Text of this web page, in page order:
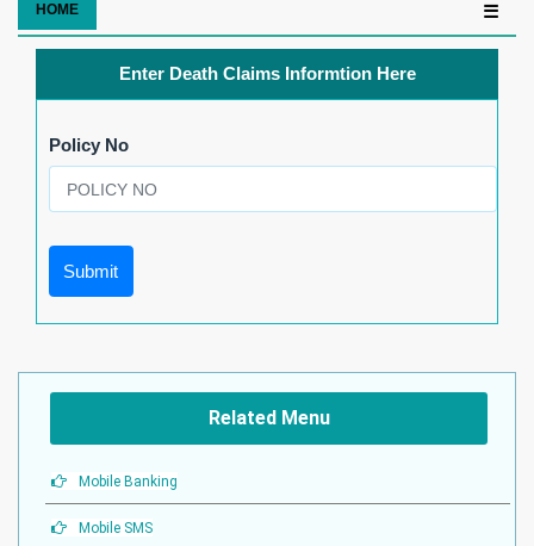
HOME ☰
Enter Death Claims Informtion Here
Policy No
Submit
Related Menu
Mobile Banking
Mobile SMS